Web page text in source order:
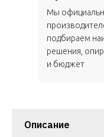
Мы
подбираем
решения,
и бюджет